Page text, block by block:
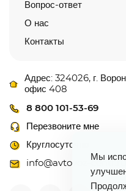
Вопрос-ответ
О нас
Контакты
Адрес: 324026, г.
офис 408
8 800 101-53-69
Перезвоните мне
Круглосуточно
info@avtovoz-centr.ru
Мы